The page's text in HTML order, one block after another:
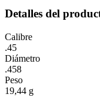
Detalles del
Calibre
.45
Diámetro
.458
Peso
19,44 g